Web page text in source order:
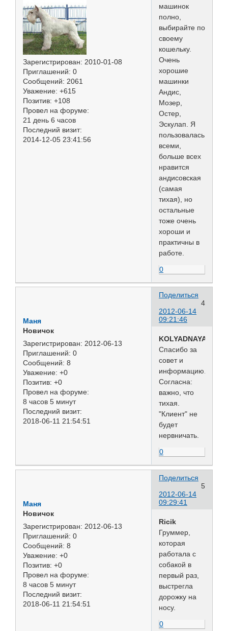
Зарегистрирован: 2010-01-08
Приглашений: 0
Сообщений: 2061
Уважение: +615
Позитив: +108
Провел на форуме:
21 день 6 часов
Последний визит:
2014-12-05 23:41:56
машинок
полно,
выбирайте по
своему
кошельку.
Очень
хорошие
машинки
Андис,
Мозер,
Остер,
Эскулап. Я
пользовалась
всеми,
больше всех
нравится
андисовская
(самая
тихая), но
остальные
тоже очень
хороши и
практичны в
работе.
0
Поделиться
4
2012-06-14
09:21:46
Маня
Новичок
Зарегистрирован: 2012-06-13
Приглашений: 0
Сообщений: 8
Уважение: +0
Позитив: +0
Провел на форуме:
8 часов 5 минут
Последний визит:
2018-06-11 21:54:51
KOLYADNAYA
Спасибо за
совет и
информацию.
Согласна:
важно, что
тихая.
"Клиент" не
будет
нервничать.
0
Поделиться
5
2012-06-14
09:29:41
Маня
Новичок
Зарегистрирован: 2012-06-13
Приглашений: 0
Сообщений: 8
Уважение: +0
Позитив: +0
Провел на форуме:
8 часов 5 минут
Последний визит:
2018-06-11 21:54:51
Ricik
Груммер,
которая
работала с
собакой в
первый раз,
выстрегла
дорожку на
носу.
0